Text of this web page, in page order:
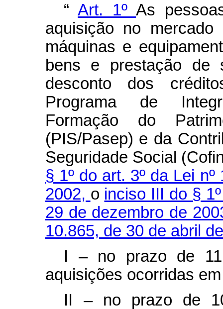
“Art. 1ºAs
aquisição no
máquinas e
bens e prestação de
desconto dos
Programa de
Formação do
(PIS/Pasep) e da
Seguridade Social
§ 1º do art. 3º da Lei
2002, o inciso III do §
29 de dezembro de
10.865, de 30 de abril
I – no prazo de
aquisições ocorridas
II – no prazo de